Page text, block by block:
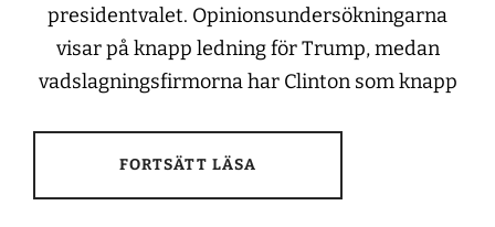
presidentvalet. Opinionsundersökningarna
visar på knapp ledning för Trump, medan
vadslagningsfirmorna har Clinton som knapp
FORTSÄTT LÄSA